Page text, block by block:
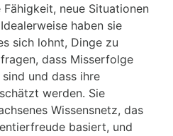
neue Situationen
haben sie
sich lohnt, Dinge zu
dass Misserfolge
und dass ihre
werden. Sie
Wissensnetz, das
basiert, und